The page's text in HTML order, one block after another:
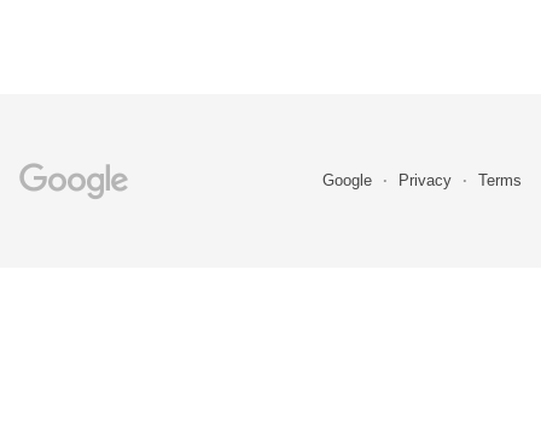
Google Privacy Terms